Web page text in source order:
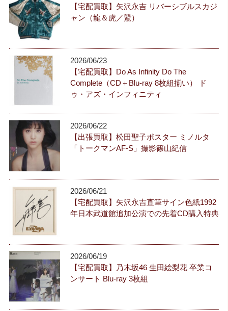
【宅配買取】矢沢永吉 リバーシブルスカジ
ャン（龍＆虎／鷲）
2026/06/23
【宅配買取】Do As Infinity Do The
Complete（CD＋Blu-ray 8枚組揃い） ド
ゥ・アズ・インフィニティ
2026/06/22
【出張買取】松田聖子ポスター ミノルタ
「トークマンAF-S」撮影篠山紀信
2026/06/21
【宅配買取】矢沢永吉直筆サイン色紙1992
年日本武道館追加公演での先着CD購入特典
2026/06/19
【宅配買取】乃木坂46 生田絵梨花 卒業コ
ンサート Blu-ray 3枚組